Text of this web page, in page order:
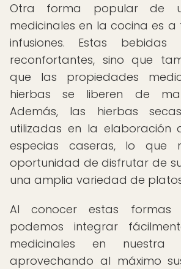
Otra forma popular de
medicinales en la cocina es
infusiones. Estas
reconfortantes, sino que
que las propiedades
hierbas se liberen de
Además, las hierbas
utilizadas en la elaboración
especias caseras, lo que
oportunidad de disfrutar de
una amplia variedad de
Al conocer estas formas
podemos integrar
medicinales en nuestra
aprovechando al máximo